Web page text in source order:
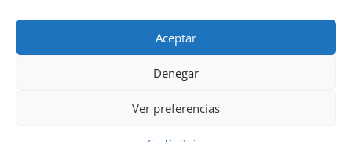
Aceptar
Denegar
Ver preferencias